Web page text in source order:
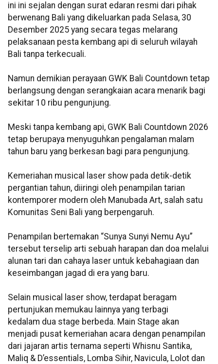
ini ini sejalan dengan surat edaran resmi dari pihak
berwenang Bali yang dikeluarkan pada Selasa, 30
Desember 2025 yang secara tegas melarang
pelaksanaan pesta kembang api di seluruh wilayah
Bali tanpa terkecuali.
Namun demikian perayaan GWK Bali Countdown tetap
berlangsung dengan serangkaian acara menarik bagi
sekitar 10 ribu pengunjung.
Meski tanpa kembang api, GWK Bali Countdown 2026
tetap berupaya menyuguhkan pengalaman malam
tahun baru yang berkesan bagi para pengunjung.
Kemeriahan musical laser show pada detik-detik
pergantian tahun, diiringi oleh penampilan tarian
kontemporer modern oleh Manubada Art, salah satu
Komunitas Seni Bali yang berpengaruh.
Penampilan bertemakan “Sunya Sunyi Nemu Ayu”
tersebut terselip arti sebuah harapan dan doa melalui
alunan tari dan cahaya laser untuk kebahagiaan dan
keseimbangan jagad di era yang baru.
Selain musical laser show, terdapat beragam
pertunjukan memukau lainnya yang terbagi
kedalam dua stage berbeda. Main Stage akan
menjadi pusat kemeriahan acara dengan penampilan
dari jajaran artis ternama seperti Whisnu Santika,
Maliq & D’essentials, Lomba Sihir, Navicula, Lolot dan